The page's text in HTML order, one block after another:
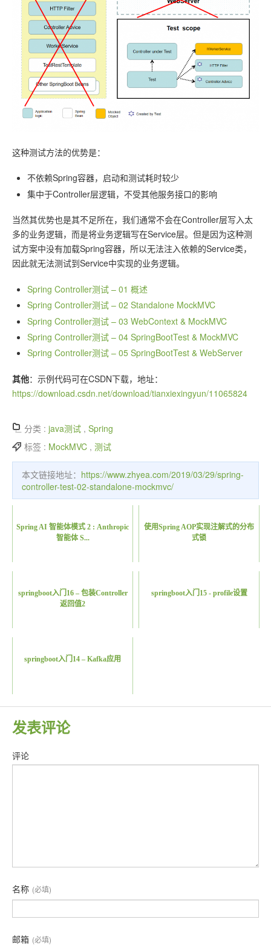
这种测试方法的优势是：
不依赖Spring容器，启动和测试耗时较少
集中于Controller层逻辑，不受其他服务接口的影响
当然其优势也是其不足所在，我们通常不会在Controller层写入太
多的业务逻辑，而是将业务逻辑写在Service层。但是因为这种测
试方案中没有加载Spring容器，所以无法注入依赖的Service类，
因此就无法测试到Service中实现的业务逻辑。
Spring Controller测试 – 01 概述
Spring Controller测试 – 02 Standalone MockMVC
Spring Controller测试 – 03 WebContext & MockMVC
Spring Controller测试 – 04 SpringBootTest & MockMVC
Spring Controller测试 – 05 SpringBootTest & WebServer
其他：示例代码可在CSDN下载，地址：
https://download.csdn.net/download/tianxiexingyun/11065824
分类 : java测试 , Spring
标签 : MockMVC , 测试
本文链接地址： https://www.zhyea.com/2019/03/29/spring-
controller-test-02-standalone-mockmvc/
Spring AI 智能体模式 2 : Anthropic
智能体 S...
使用Spring AOP实现注解式的分布
式锁
springboot入门16 – 包装Controller
返回值2
springboot入门15 - profile设置
springboot入门14 – Kafka应用
发表评论
评论
名称 (必填)
邮箱 (必填)